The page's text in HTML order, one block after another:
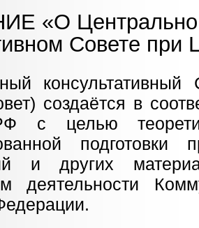
«О
Совете
создаётся в
с целью
подготовки
и других
деятельности